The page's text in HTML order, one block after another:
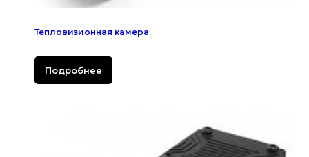
Тепловизионная камера
Подробнее